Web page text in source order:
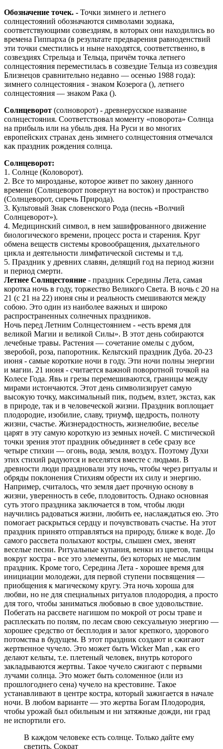
Обозначение точек. - Точки зимнего и летнего
солнцестояний обозначаются символами зодиака,
соответствующими созвездиям, в которых они находились во
времена Гиппарха (в результате предварения равноденствий
эти точки сместились и ныне находятся, соответственно, в
созвездиях Стрельца и Тельца, причём точка летнего
солнцестояния переместилась в созвездие Тельца из созвездия
Близнецов сравнительно недавно — осенью 1988 года):
зимнего солнцестояния - знаком Козерога (), летнего
солнцестояния — знаком Рака ().
Солнцеворот (солноворот) - древнерусское название
солнцестояния. Соответствовал моменту «поворота» Солнца
на прибыль или на убыль дня. На Руси и во многих
европейских странах день зимнего солнцестояния отмечался
как праздник рождения солнца.
Солнцеворот:
1. Солнце (Коловорот).
2. Все то мирозданье, которое живет по закону данного
времени (Солнцеворот повернут на восток) и пространство
(Солнцеворот, сиречь Природа).
3. Культовый Знак словенского Рода (песнь «Волчий
Солнцеворот»).
4. Медицинский символ, в нем зашифрованного движение
биологического времени, процесс роста и старения. Круг
обмена веществ системы кровообращения, дыхательного
цикла и деятельности лимфатической системы и т.д.
5. Праздник у древних славян, делящий год на период жизни
и период смерти.
Летнее Солнцестояние - праздник Середины Лета, самая
коротка ночь в году, торжество Великого Света. В ночь с 20 на
21 (с 21 на 22) июня сны и реальность смешиваются между
собою. Это один из наиболее важных и широко
распространенных солнечных праздников.
Ночь перед Летним Солнцестоянием - «есть время для
великой Магии и великой Силы». В этот день собираются
лечебные травы. Растения — сочетание омелы с дубом,
зверобой, роза, папоротник. Кельтский праздник Дуба. 20-23
июня - самые короткие ночи в году. Эти ночи полны энергии
и магии. 21 июня - считается важной поворотной точкой на
Колесе Года. Явь и грезы перемешиваются, границы между
мирами истончаются. Этот день символизирует самую
высокую точку, максимальный пик, подъем, взлет, экстаз, как
в природе, так и в человеческой жизни. Праздник воплощает
плодородие, изобилие, славу, триумф, щедрость, полноту
жизни, счастье. Жизнерадостность, жизнелюбие, веселье
царят в эту самую короткую из земных ночей. С мистической
точки зрения этот праздник объединяет в себе сразу все
четыре стихии — огонь, вода, земля, воздух. Поэтому Духи
этих стихий радуются и веселятся вместе с людьми. В
древности люди праздновали эту ночь, чтобы через ритуалы и
обряды поклонения Стихиям обрести их силу и энергию.
Например, считалось, что земля дает прочную основу в
жизни, уверенность в себе, плодовитость. Однако основная
суть этого праздника заключается в том, чтобы люди
научились радоваться жизни, любить ее, наслаждаться ею. Это
помогает раскрыться сердцу и почувствовать счастье. На этот
праздник принято отправляться на природу, ближе к воде. До
самого рассвета полыхают костры, слышен смех, звенят
веселые песни. Ритуальные купания, венки из цветов, танцы
вокруг костра - все это элементы, без которых не мыслим
праздник. Кроме того, Середина Лета - хорошее время для
инициации молодежи, для первой ступени посвящения —
приобщения к магическому кругу. Эта ночь хороша для
любви, но не для специальных ритуалов плодородия, а просто
для того, чтобы заниматься любовью в свое удовольствие.
Побегать на рассвете нагишом по мокрой от росы траве и
расплескать по полям, по лесам свою сексуальную энергию —
хорошее средство от бесплодия и залог крепкого, здорового
потомства в будущем. В этот праздник создают и сжигают
жертвенное чучело. Это может быть Wicker Man , как его
делают кельты, т.е. плетеный человек, внутрь которого
закладываются жертвы. Такое чучело сжигают с первыми
лучами солнца. Это может быть соломенное (или из
прошлогоднего сена) чучело на крестовине. Такое
устанавливают в центре костра, который зажигается в начале
ночи. В любом варианте — это жертва Богам Плодородия,
чтобы урожай был обильным и ни затяжные дожди, ни град
не испортили его.
В каждом человеке есть солнце. Только дайте ему
светить. Сократ